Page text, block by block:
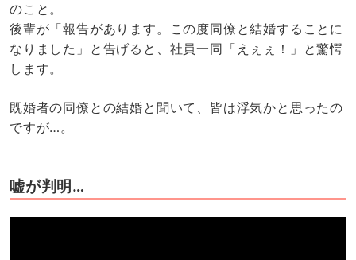
のこと。
後輩が「報告があります。この度同僚と結婚することに
なりました」と告げると、社員一同「えぇぇ！」と驚愕
します。
既婚者の同僚との結婚と聞いて、皆は浮気かと思ったの
ですが…。
嘘が判明…